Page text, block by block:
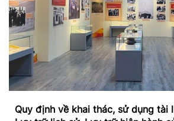
Quy định về khai thác, sử dụng tài